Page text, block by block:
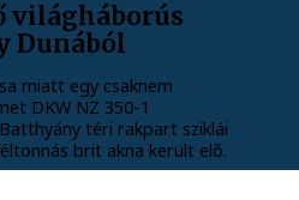
világháborús
Dunából
miatt egy csaknem
DKW NZ 350-1
téri rakpart sziklái
brit akna került elő.